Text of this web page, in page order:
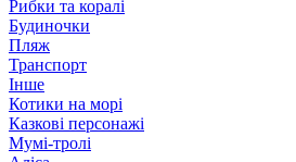
Рибки та коралі
Будиночки
Пляж
Транспорт
Інше
Котики на морі
Казкові персонажі
Мумі-тролі